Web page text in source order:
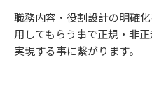
職務内容・役割設計の明確
用してもらう事で正規・非
実現する事に繋がります。